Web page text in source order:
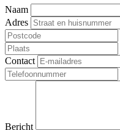
Naam
Adres
Contact
Bericht